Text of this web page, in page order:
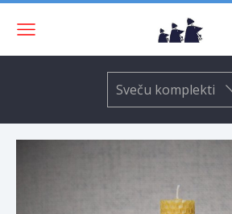
Sveču komplekti